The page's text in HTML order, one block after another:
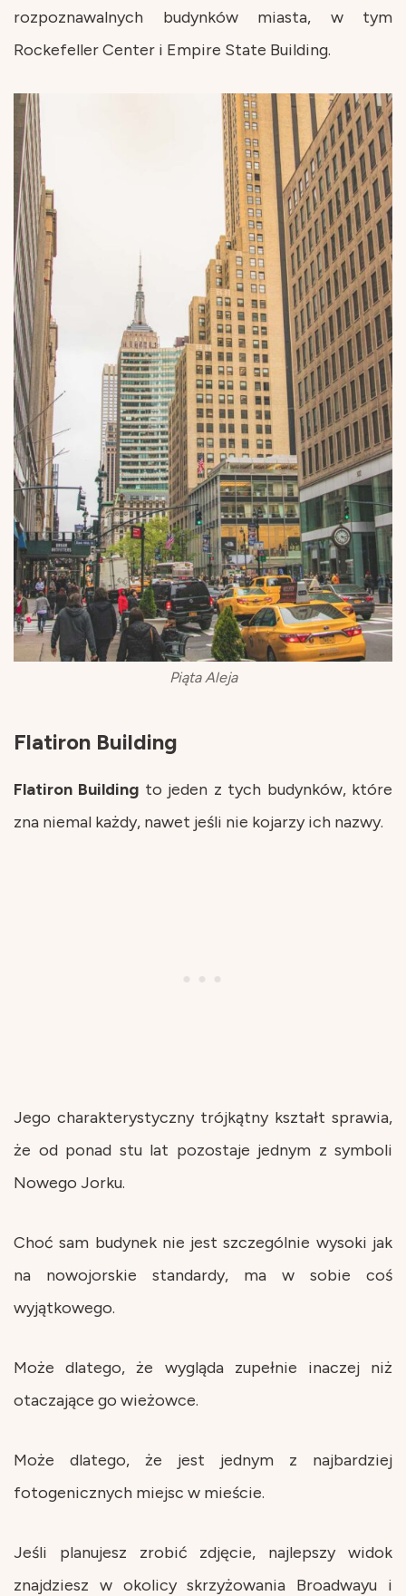
rozpoznawalnych budynków miasta, w tym
Rockefeller Center i Empire State Building.
Piąta Aleja
Flatiron Building
Flatiron Building to jeden z tych budynków, które
zna niemal każdy, nawet jeśli nie kojarzy ich nazwy.
Jego charakterystyczny trójkątny kształt sprawia,
że od ponad stu lat pozostaje jednym z symboli
Nowego Jorku.
Choć sam budynek nie jest szczególnie wysoki jak
na nowojorskie standardy, ma w sobie coś
wyjątkowego.
Może dlatego, że wygląda zupełnie inaczej niż
otaczające go wieżowce.
Może dlatego, że jest jednym z najbardziej
fotogenicznych miejsc w mieście.
Jeśli planujesz zrobić zdjęcie, najlepszy widok
znajdziesz w okolicy skrzyżowania Broadwayu i